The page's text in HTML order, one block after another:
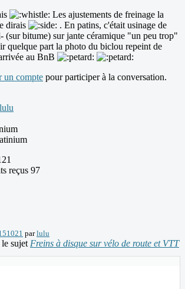
Les ajustements de freinage la
dirais
. En patins, c'était usinage de
(sur bitume) sur jante céramique "un peu trop"
quelque part la photo du biclou repeint de
au BnB
un compte pour participer à la conversation.
reçus 97
parlulu
le sujet Freins à disque sur vélo de route et VTT